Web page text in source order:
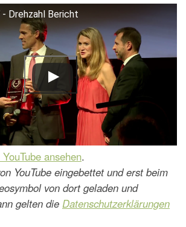
- Drehzahl Bericht
ansehen.
YouTube eingebettet und erst beim
von dort geladen und
gelten die Datenschutzerklärungen